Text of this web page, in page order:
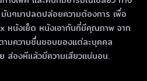
นๆมาปลดปล่อยความต้องการ เพื่อ
หนังเย็ด หนังเอากันที่มีคุณภาพ จาก
มความชื่นชอบของแต่ละบุคคล
ส่องหีแล้วมีความเสียวแน่นอน.